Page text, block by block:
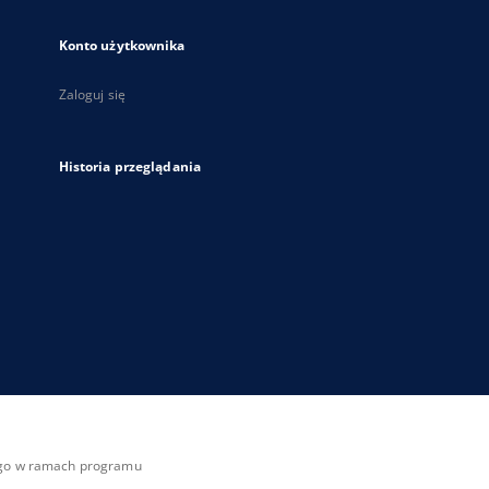
Konto użytkownika
Zaloguj się
Historia przeglądania
w ramach programu